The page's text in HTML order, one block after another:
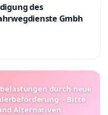
des
Gmbh
durch neue
– Bitte
Alternativen